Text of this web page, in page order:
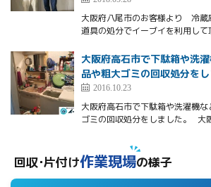
大阪府八尾市のお客様より 冷蔵
道具の処分でイーブイを利用し
大阪府高石市で下駄箱や洗
品や粗大ゴミの回収処分をし
2016.10.23
大阪府高石市で下駄箱や洗濯機
ゴミの回収処分をしました。
回収･片付け作業現場の様子